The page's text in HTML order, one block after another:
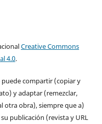
Creative Commons
4.0.
puede compartir (copiar y
y adaptar (remezclar,
otra obra), siempre que a)
publicación (revista y URL